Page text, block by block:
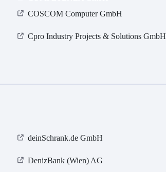
COSCOM Computer GmbH
Cpro Industry Projects & Solutions GmbH
deinSchrank.de GmbH
DenizBank (Wien) AG